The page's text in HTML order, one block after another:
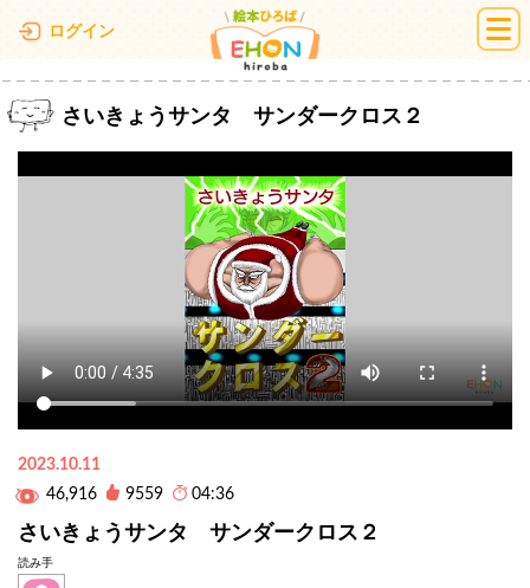
ログイン 絵本ひろば
さいきょうサンタ サンダークロス２
2023.10.11
46,916
9559 04:36
さいきょうサンタ サンダークロス２
読み手